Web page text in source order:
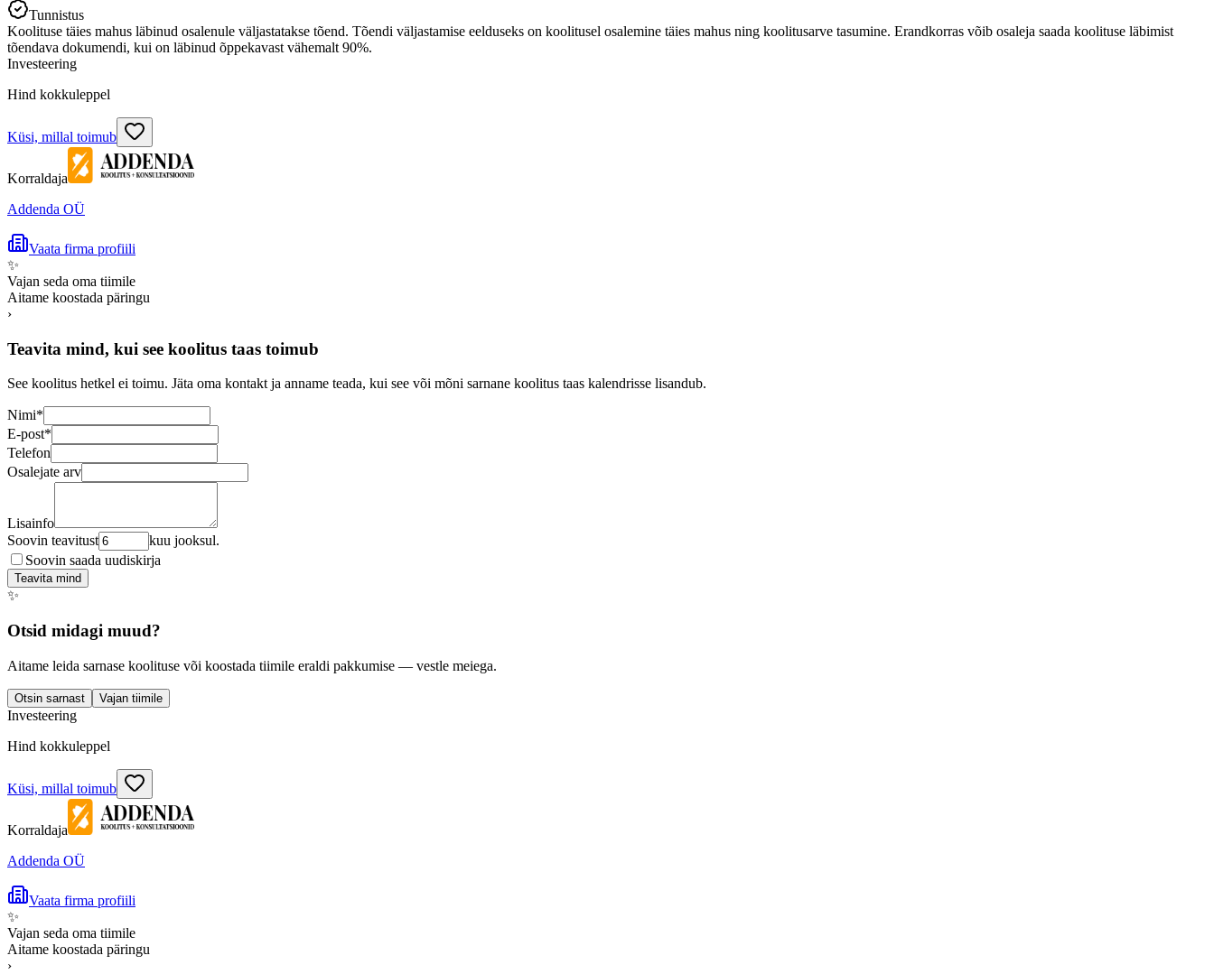
Tunnistus
Koolituse täies mahus läbinud osalenule väljastatakse tõend. Tõendi väljastamise eelduseks on koolitusel osalemine täies mahus ning koolitusarve tasumine. Erandkorras võib osaleja saada koolituse läbimist
tõendava dokumendi, kui on läbinud õppekavast vähemalt 90%.
Investeering
Hind kokkuleppel
Küsi, millal toimub
Korraldaja
Addenda OÜ
Vaata firma profiili
✨
Vajan seda oma tiimile
Aitame koostada päringu
›
Teavita mind, kui see koolitus taas toimub
See koolitus hetkel ei toimu. Jäta oma kontakt ja anname teada, kui see või mõni sarnane koolitus taas kalendrisse lisandub.
Nimi*
E-post*
Telefon
Osalejate arv
Lisainfo
Soovin teavitust
kuu jooksul.
Soovin saada uudiskirja
Teavita mind
✨
Otsid midagi muud?
Aitame leida sarnase koolituse või koostada tiimile eraldi pakkumise — vestle meiega.
Otsin sarnast Vajan tiimile
Investeering
Hind kokkuleppel
Küsi, millal toimub
Korraldaja
Addenda OÜ
Vaata firma profiili
✨
Vajan seda oma tiimile
Aitame koostada päringu
›